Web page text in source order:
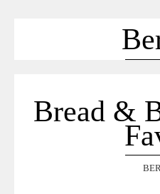
Bread &